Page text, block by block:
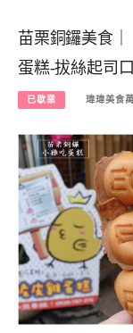
苗栗銅鑼美食
蛋糕-拔絲起司
已歇業 瑋瑋美食